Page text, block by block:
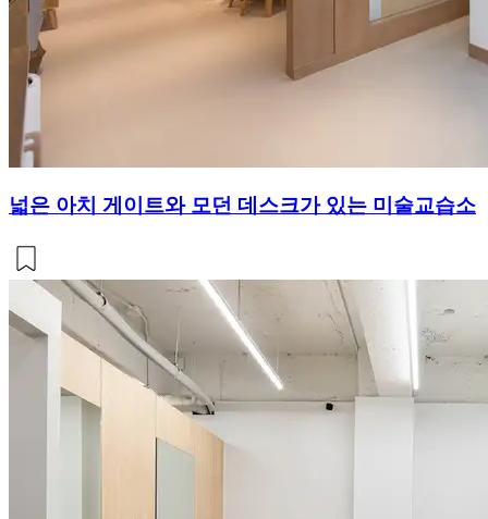
넓은 아치 게이트와 모던 데스크가 있는 미술교습소